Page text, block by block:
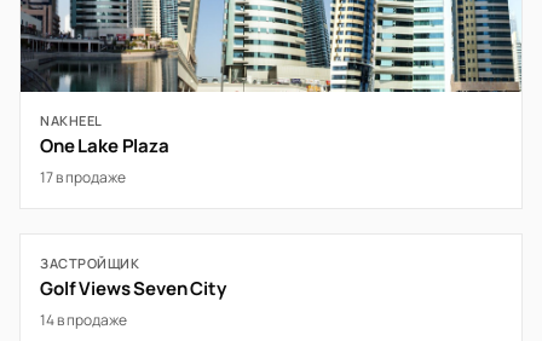
NAKHEEL
One Lake Plaza
17 в продаже
ЗАСТРОЙЩИК
Golf Views Seven City
14 в продаже